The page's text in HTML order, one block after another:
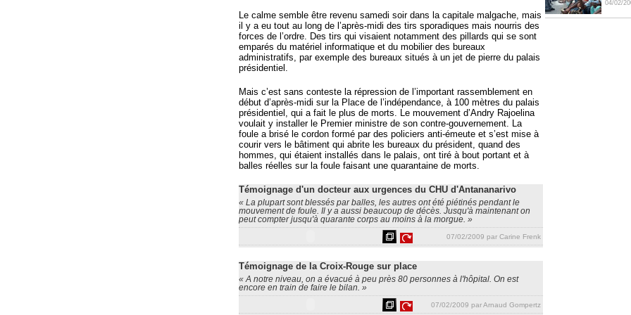
Le calme semble être revenu samedi soir dans la capitale malgache, mais
il y a eu tout au long de l’après-midi des tirs sporadiques mais nourris des
forces de l’ordre. Des tirs qui visaient notamment des pillards qui se sont
emparés du matériel informatique et du mobilier des bureaux
administratifs, par exemple des bureaux situés à un jet de pierre du palais
présidentiel.
Mais c’est sans conteste la répression de l’important rassemblement en
début d’après-midi sur la Place de l’indépendance, à 100 mètres du palais
présidentiel, qui a fait le plus de morts. Le mouvement d’Andry Rajoelina
voulait y installer le Premier ministre de son contre-gouvernement. La
foule a brisé le cordon formé par des policiers anti-émeute et s’est mise à
courir vers le bâtiment qui abrite les bureaux du président, quand des
hommes, qui étaient installés dans le palais, ont tiré à bout portant et à
balles réelles sur la foule faisant une quarantaine de morts.
Témoignage d'un docteur aux urgences du CHU d'Antananarivo
« La plupart sont blessés par balles, les autres ont été piétinés pendant le
mouvement de foule. Il y a aussi beaucoup de décès. Jusqu'à maintenant on
peut compter jusqu'à quarante corps au moins à la morgue. »
07/02/2009 par Carine Frenk
Témoignage de la Croix-Rouge sur place
« A notre niveau, on a évacué à peu près 80 personnes à l'hôpital. On est
encore en train de faire le bilan. »
07/02/2009 par Arnaud Gompertz
04/02/